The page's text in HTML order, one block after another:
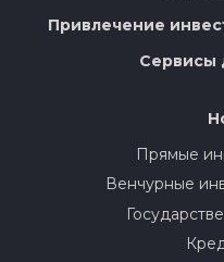
Привлечение
Сервисы
Прямые
Венчурные